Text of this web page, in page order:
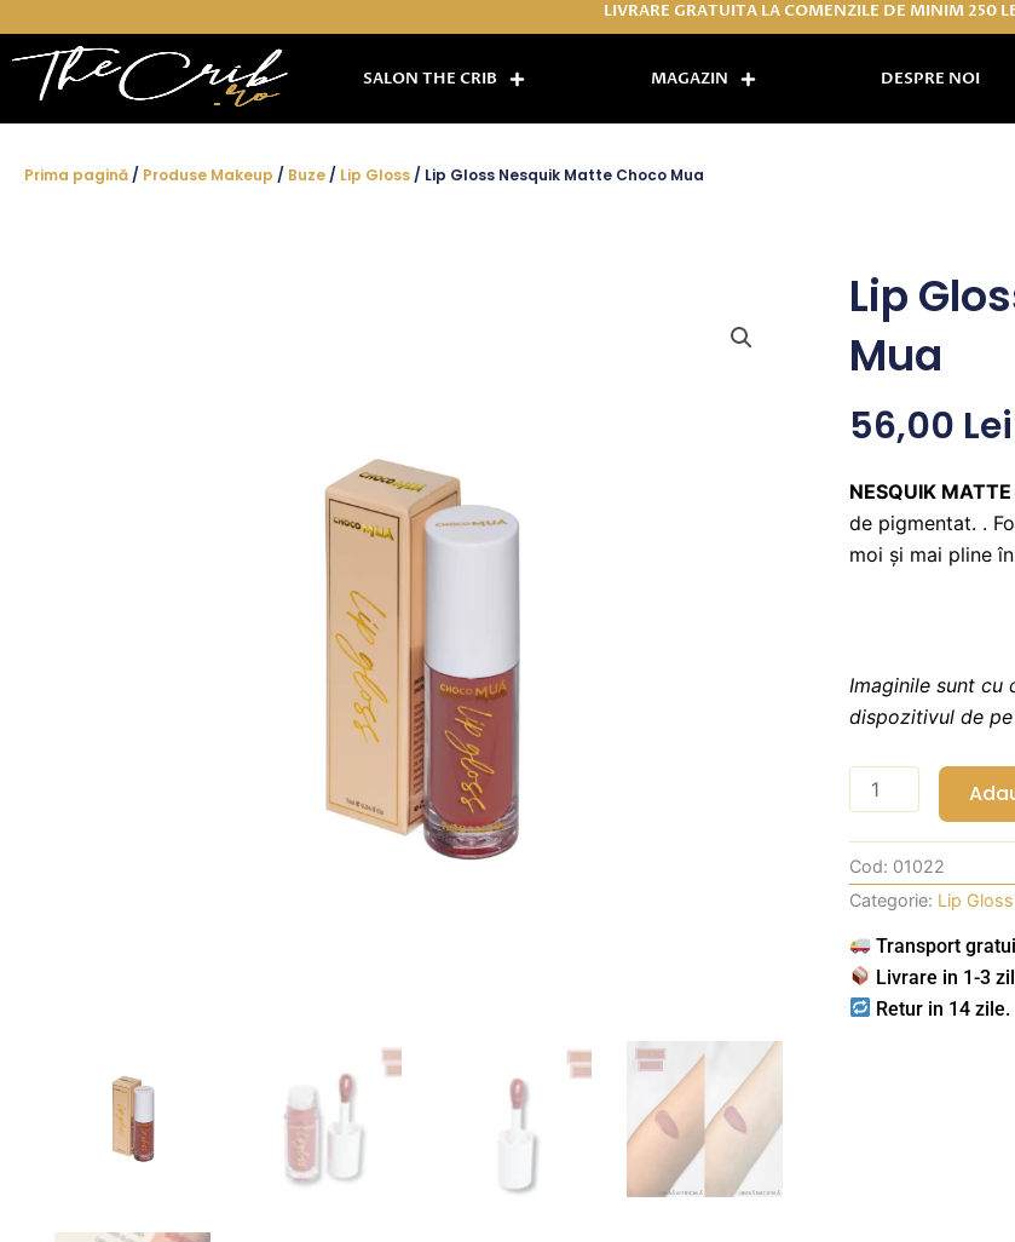
content
LIVRARE GRATUITA LA COMENZILE DE MINIM 250
SALON THE CRIB MAGAZIN DESPRE NOI
Prima pagină / Produse Makeup / Buze / Lip Gloss / Lip Gloss Nesquik Matte Choco Mua
Lip
Mua
56,00 Lei
NESQUIK MATTE
de pigmentat. .
moi și mai pline
Imaginile sunt cu
dispozitivul de
Cantitate
Lip
Gloss
Nesquik
Matte
Choco
Mua
Cod: 01022
Categorie: Lip Gloss
Transport
Livrare in 1-3
Retur in 14 zile.